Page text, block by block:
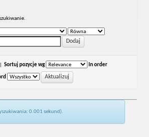
Sortuj pozycje wg In order
0.001 sekund).